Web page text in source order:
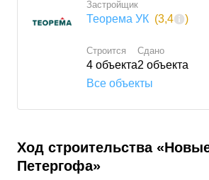
Застройщик
Теорема УК (3,4 )
Строится
4 объекта
Сдано
2 объекта
Все объекты
Ход строительства
Петергофа»